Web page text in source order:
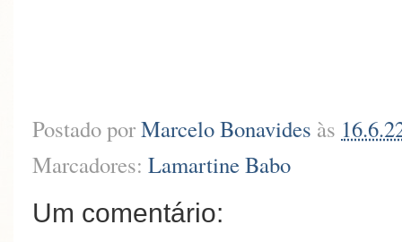
Postado porMarcelo Bonavides às
Marcadores: Lamartine Babo
Um comentário: